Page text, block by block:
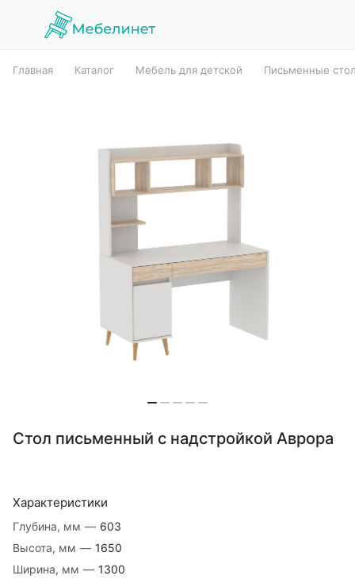
Главная Каталог Мебель для детской Письменные
Стол письменный с надстройкой Аврора
Характеристики
Глубина, мм — 603
Высота, мм — 1650
Ширина, мм — 1300